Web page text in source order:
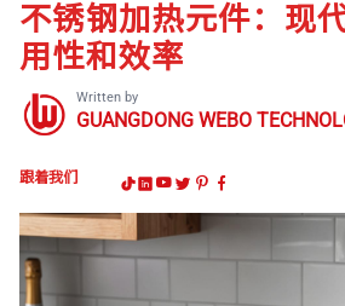
不锈钢加热元件：现
用性和效率
Written by
GUANGDONG WEBO
跟着我们